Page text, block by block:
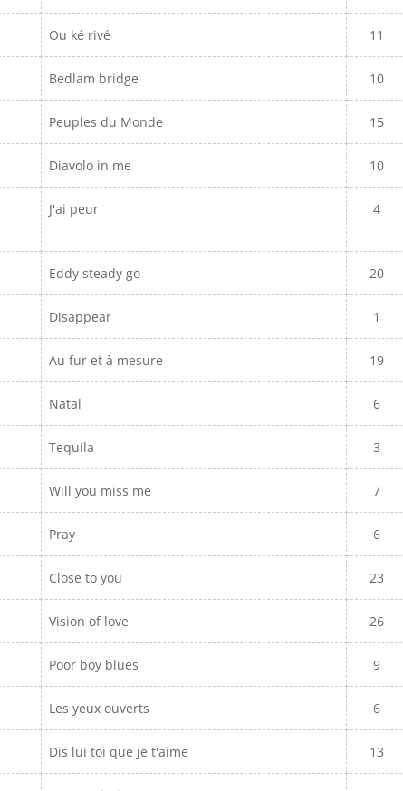
Ou ké rivé 11
Bedlam bridge 10
Peuples du Monde 15
Diavolo in me 10
J'ai peur 4
Eddy steady go 20
Disappear 1
Au fur et à mesure 19
Natal 6
Tequila 3
Will you miss me 7
Pray 6
Close to you 23
Vision of love 26
Poor boy blues 9
Les yeux ouverts 6
Dis lui toi que je t'aime 13